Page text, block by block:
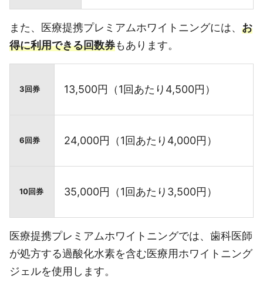
また、医療提携プレミアムホワイトニングには、 お
得に利用できる回数券もあります。
3回券 13,500円（1回あたり4,500円）
6回券 24,000円（1回あたり4,000円）
10回券 35,000円（1回あたり3,500円）
医療提携プレミアムホワイトニングでは、歯科医師
が処方する過酸化水素を含む医療用ホワイトニング
ジェルを使用します。